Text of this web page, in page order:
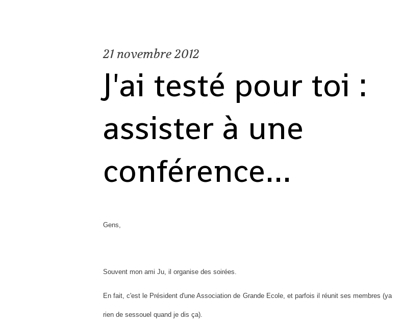
21 novembre 2012
J'ai testé pour toi :
assister à une
conférence...
Gens,
Souvent mon ami Ju, il organise des soirées.
En fait, c'est le Président d'une Association de Grande Ecole, et parfois il réunit ses membres (ya
rien de sessouel quand je dis ça).